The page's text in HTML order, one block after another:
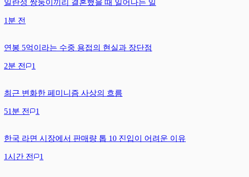
일란성 쌍둥이끼리 결혼했을 때 일어나는 일
1분 전
연봉 5억이라는 수중 용접의 현실과 장단점
2분 전 1
최근 변화한 페미니즘 사상의 흐름
51분 전 1
한국 라면 시장에서 판매량 톱 10 진입이 어려운 이유
1시간 전 1